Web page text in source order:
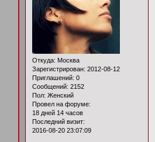
Откуда: Москва
Зарегистрирован: 2012-08-12
Приглашений: 0
Сообщений: 2152
Пол: Женский
Провел на форуме:
18 дней 14 часов
Последний визит:
2016-08-20 23:07:09